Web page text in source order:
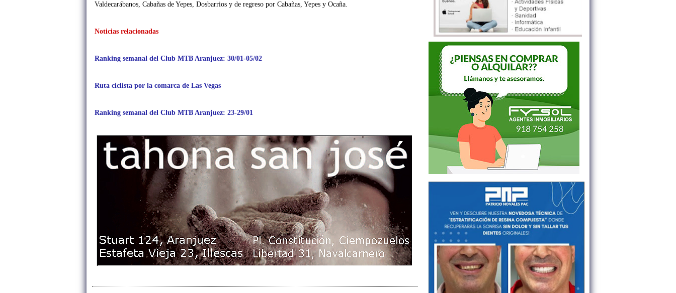
Valdecarábanos, Cabañas de Yepes, Dosbarrios y de regreso por Cabañas, Yepes y Ocaña.
Noticias relacionadas
Ranking semanal del Club MTB Aranjuez: 30/01-05/02
Ruta ciclista por la comarca de Las Vegas
Ranking semanal del Club MTB Aranjuez: 23-29/01